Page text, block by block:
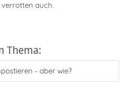
auch.
Thema:
- aber wie?